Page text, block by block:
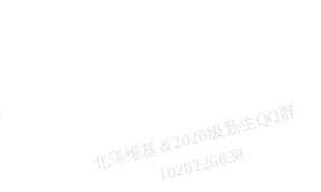
北
洋
维
基
＆
2
0
2
6
级
新
生
Q
Q
群
1
0
2
8
2
2
6
8
3
8